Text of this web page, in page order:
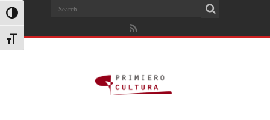
Attiva/disattiva alto contrasto
Attiva/disattiva dimensione testo